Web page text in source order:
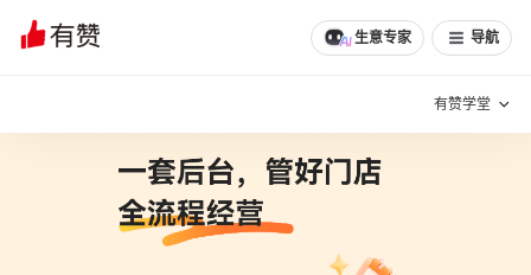
生意专家 导航
有赞学堂
增长方法
文章 问诊 分享